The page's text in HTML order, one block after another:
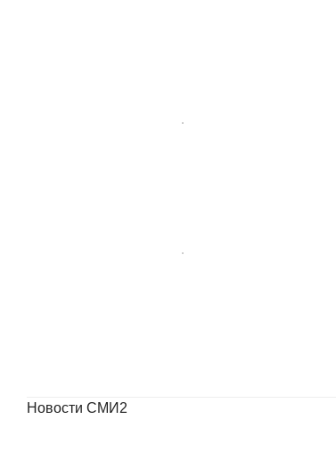
Новости СМИ2